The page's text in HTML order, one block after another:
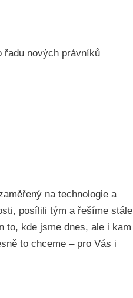
řadu nových právníků
na technologie a
posílili tým a řešíme stále
to, kde jsme dnes, ale i kam
to chceme – pro Vás i